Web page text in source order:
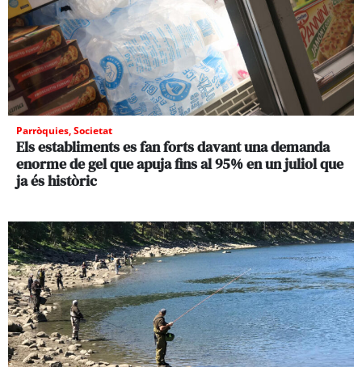
Parròquies,Societat
Els establiments es fan forts davant una demanda
enorme de gel que apuja fins al 95% en un juliol que
ja és històric